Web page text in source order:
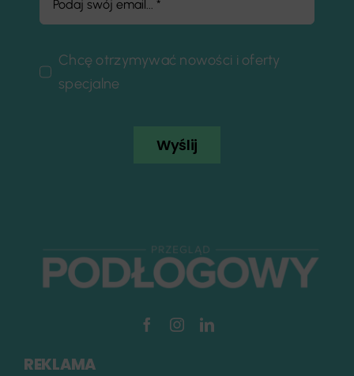
Chcę otrzymywać nowości i oferty
specjalne
Wyślij
REKLAMA